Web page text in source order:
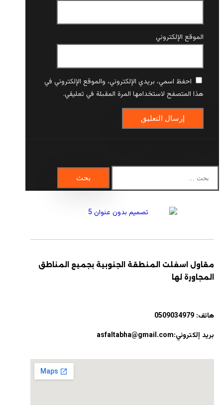
الموقع الإلكتروني
احفظ اسمي، بريدي الإلكتروني، والموقع الإلكتروني في
هذا المتصفح لاستخدامها المرة المقبلة في تعليقي.
مقاول اسفلت المنطقة الجنوبية بجميع المناطق
المجاورة لها
هاتف: 0509034979
بريد إلكتروني:asfaltabha@gmail.com